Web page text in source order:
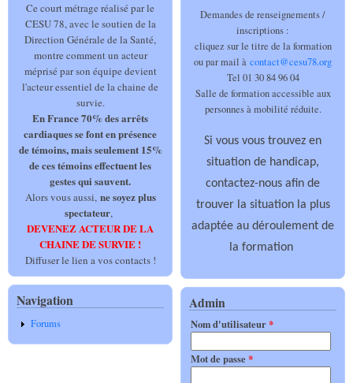
Ce court métrage réalisé par le
CESU 78, avec le soutien de la
Direction Générale de la Santé,
montre comment un acteur
méprisé par son équipe devient
l'acteur essentiel de la chaine de
survie.
En France 70% des arrêts
cardiaques se font en présence
de témoins, mais seulement 15%
de ces témoins effectuent les
gestes qui sauvent.
Alors vous aussi, ne soyez plus
spectateur,
DEVENEZ ACTEUR DE LA
CHAINE DE SURVIE !
Diffuser le lien a vos contacts !
Navigation
Forums
Demandes de renseignements /
inscriptions :
cliquez sur le titre de la formation
ou par mail à contact@cesu78.org
Tel 01 30 84 96 04
Salle de formation accessible aux
personnes à mobilité réduite.
Si vous vous trouvez en
situation de handicap,
contactez-nous afin de
trouver la situation la plus
adaptée au déroulement de
la formation
Admin
Nom d'utilisateur*
Mot de passe*